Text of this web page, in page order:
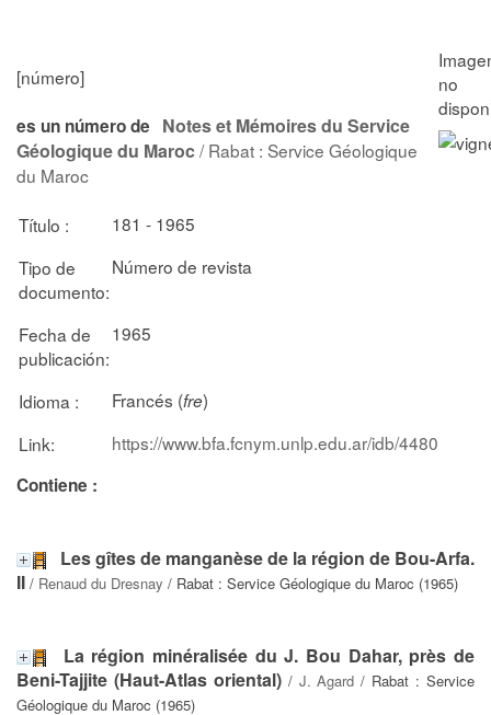
[número]
es un número de Notes et Mémoires du Service
Géologique du Maroc / Rabat : Service Géologique
du Maroc
Título :
181 - 1965
Tipo de
documento:
Número de revista
Fecha de
publicación:
1965
Idioma : Francés (fre)
Link:
https://www.bfa.fcnym.unlp.edu.ar/idb/4480
Contiene :
Les gîtes de manganèse de la région de Bou-Arfa.
II / Renaud du Dresnay / Rabat : Service Géologique du Maroc (1965)
La région minéralisée du J. Bou Dahar, près de
Beni-Tajjite (Haut-Atlas oriental)/ J. Agard / Rabat : Service
Géologique du Maroc (1965)